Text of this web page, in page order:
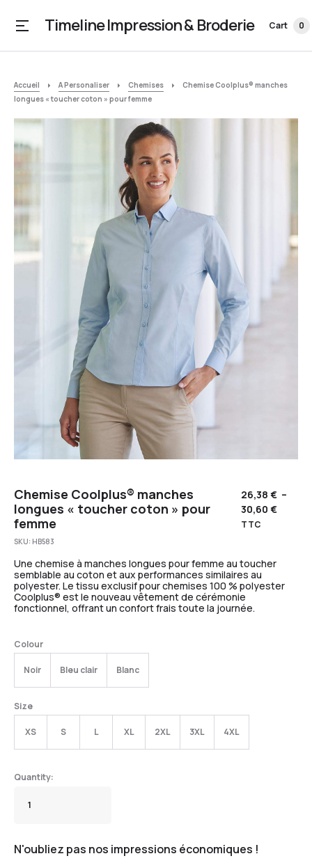
Timeline Impression & Broderie Cart 0
Accueil A Personaliser Chemises
Chemise Coolplus® manches
longues « toucher coton » pour femme
Chemise Coolplus® manches
longues « toucher coton » pour
femme
26,38€ –
30,60€
TTC
SKU: HB583
Une chemise à manches longues pour femme au toucher
semblable au coton et aux performances similaires au
polyester. Le tissu exclusif pour chemises 100 % polyester
Coolplus® est le nouveau vêtement de cérémonie
fonctionnel, offrant un confort frais toute la journée.
Colour
Noir Bleu clair Blanc
Size
XS S L XL 2XL 3XL 4XL
N'oubliez pas nos impressions économiques !